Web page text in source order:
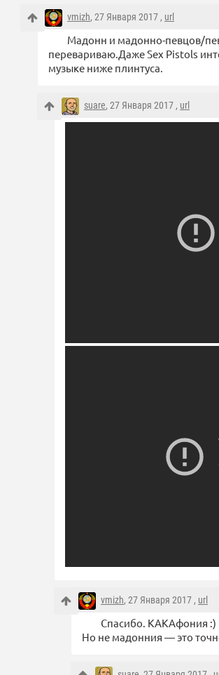
vmizh, 27 Января 2017 , url
Мадонн и мадонно-певцов/
перевариваю.Даже Sex Pistols
музыке ниже плинтуса.
suare, 27 Января 2017 , url
vmizh, 27 Января 2017 , url
Спасибо. КАКАфония :)
Но не мадонния — это